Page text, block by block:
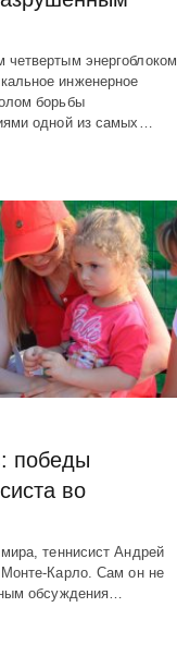
энергоблоком
инженерное
борьбы
одной из самых…
победы
во
теннисист Андрей
Карло. Сам он не
обсуждения…